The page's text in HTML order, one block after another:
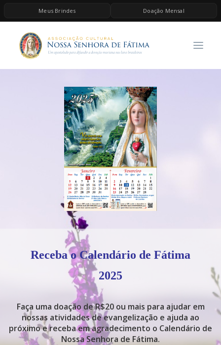
Meus Brindes Doação Mensal
A ASSOCIAÇÃO
CONTEÚDOS DE MARIA
ESPIRITUALIDADE
AS MELHORES MÚSICAS CATÓLICAS
QUERO DOAR
Receba o Calendário de Fátima
2025
Faça uma doação de R$20 ou mais para ajudar em
nossas atividades de evangelização e ajuda ao
próximo e receba em agradecimento o Calendário de
Nossa Senhora de Fátima.